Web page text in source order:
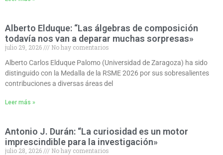
Alberto Elduque: “Las álgebras de composición
todavía nos van a deparar muchas sorpresas»
julio 29, 2026
No hay comentarios
Alberto Carlos Elduque Palomo (Universidad de Zaragoza) ha sido
distinguido con la Medalla de la RSME 2026 por sus sobresalientes
contribuciones a diversas áreas del
Leer más »
Antonio J. Durán: “La curiosidad es un motor
imprescindible para la investigación»
julio 28, 2026
No hay comentarios